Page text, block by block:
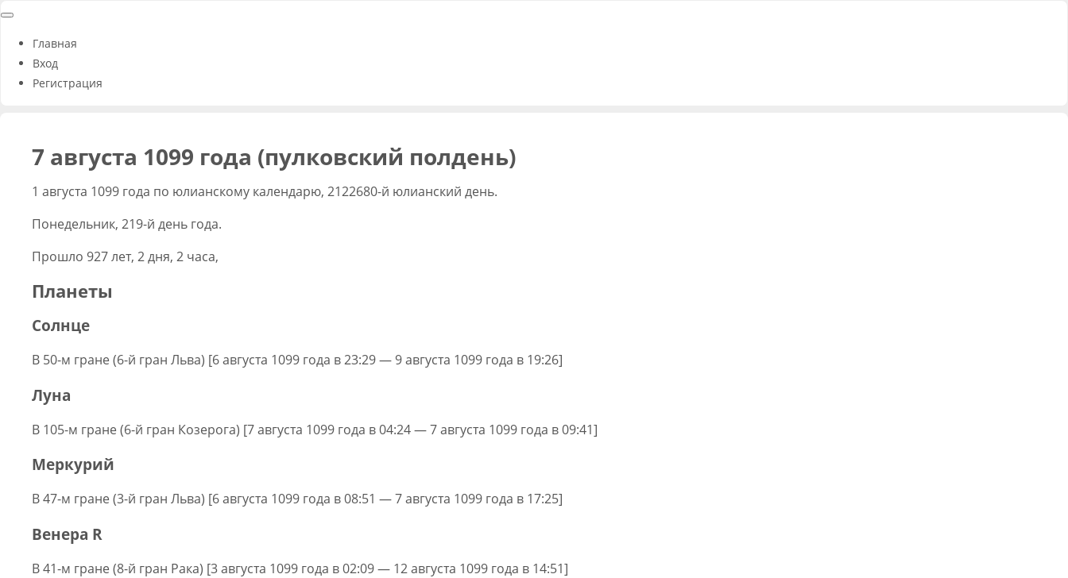
Главная
Вход
Регистрация
7 августа 1099 года (пулковский полдень)
1 августа 1099 года по юлианскому календарю, 2122680-й юлианский день.
Понедельник, 219-й день года.
Прошло 927 лет, 2 дня, 2 часа,
Планеты
Солнце
В 50-м гране (6-й гран Льва) [6 августа 1099 года в 23:29 — 9 августа 1099 года в 19:26]
Луна
В 105-м гране (6-й гран Козерога) [7 августа 1099 года в 04:24 — 7 августа 1099 года в 09:41]
Меркурий
В 47-м гране (3-й гран Льва) [6 августа 1099 года в 08:51 — 7 августа 1099 года в 17:25]
Венера R
В 41-м гране (8-й гран Рака) [3 августа 1099 года в 02:09 — 12 августа 1099 года в 14:51]